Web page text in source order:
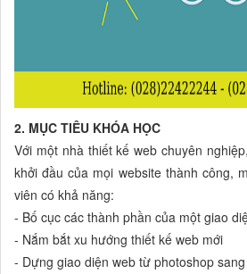
2. MỤC TIÊU KHÓA HỌC
Với một nhà thiết kế web chuyên
khởi đầu của mọi website thành công,
viên có khả năng:
- Bố cục các thành phần của một giao
- Nắm bắt xu hướng thiết kế web mới
- Dựng giao diện web từ photoshop